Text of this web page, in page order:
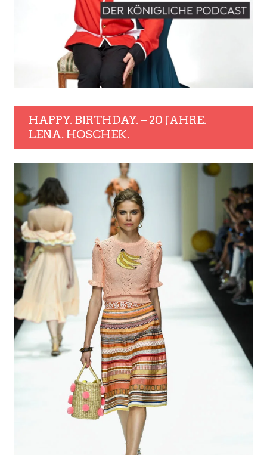
HAPPY. BIRTHDAY. – 20 JAHRE.
LENA. HOSCHEK.